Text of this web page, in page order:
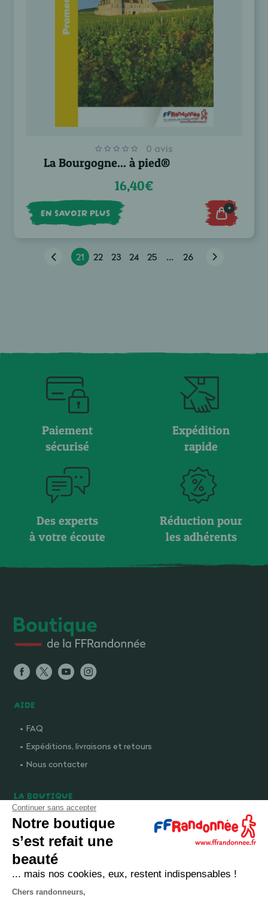
0 avis
La Bourgogne... à pied®
16,40€
EN SAVOIR PLUS +
21 22 23 24 25 ... 26
Paiement
sécurisé
Expédition
rapide
Des experts
à votre écoute
Réduction pour
les adhérents
AIDE
FAQ
Expéditions, livraisons et retours
Nous contacter
LA BOUTIQUE
Qui sommes-nous ?
Comment devenir adhérent ?
Mentions légales
CGV et politique de confidentialité
Cookies
Continuer sans accepter
Notre boutique
s’est refait une
beauté
... mais nos cookies, eux, restent indispensables !
Chers randonneurs,